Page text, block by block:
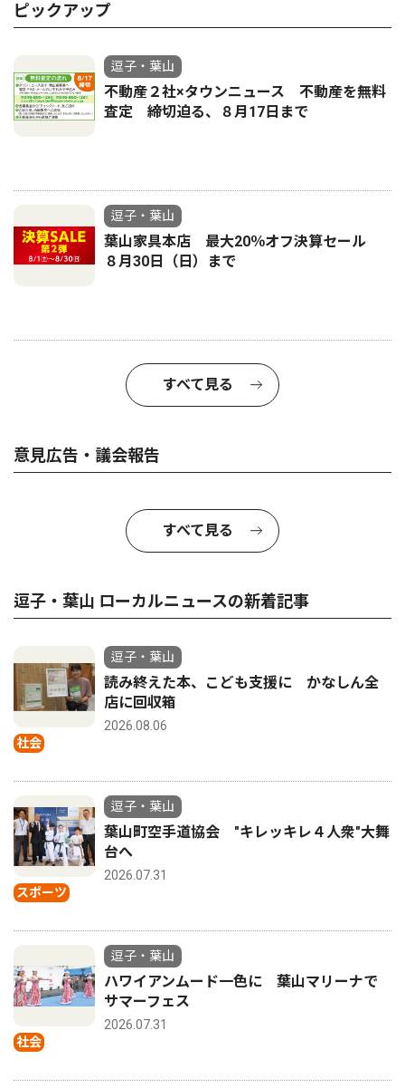
ピックアップ
逗子・葉山
不動産２社×タウンニュース 不動産を無料
査定 締切迫る、８月17日まで
逗子・葉山
葉山家具本店 最大20％オフ決算セール
８月30日（日）まで
すべて見る
意見広告・議会報告
すべて見る
逗子・葉山 ローカルニュースの新着記事
社会
逗子・葉山
読み終えた本、こども支援に かなしん全
店に回収箱
2026.08.06
スポーツ
逗子・葉山
葉山町空手道協会 "キレッキレ４人衆"大舞
台へ
2026.07.31
社会
逗子・葉山
ハワイアンムード一色に 葉山マリーナで
サマーフェス
2026.07.31